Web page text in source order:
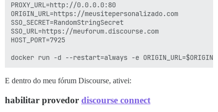
PROXY_URL=http://0.0.0.0:80
ORIGIN_URL=https://meusitepersonalizado.com
SSO_SECRET=RandomStringSecret
SSO_URL=https://meuforum.discourse.com
HOST_PORT=7925
E dentro do meu fórum Discourse, ativei:
habilitar provedor discourse connect